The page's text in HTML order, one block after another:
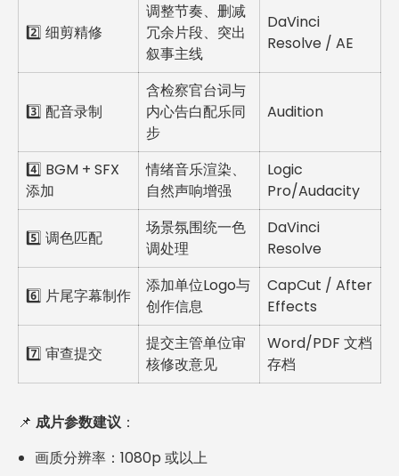
2️⃣ 细剪精修
调整节奏、删减
冗余片段、突出
叙事主线
DaVinci
Resolve / AE
3️⃣ 配音录制
含检察官台词与
内心告白配乐同
步
Audition
4️⃣ BGM + SFX
添加
情绪音乐渲染、
自然声响增强
Logic
Pro/Audacity
5️⃣ 调色匹配
场景氛围统一色
调处理
DaVinci
Resolve
6️⃣ 片尾字幕制作
添加单位Logo与
创作信息
CapCut / After
Effects
7️⃣ 审查提交
提交主管单位审
核修改意见
Word/PDF 文档
存档
📌 成片参数建议：
画质分辨率：1080p 或以上